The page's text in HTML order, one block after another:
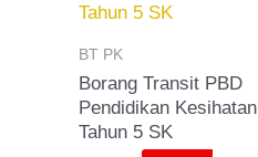
BT PK
Borang Transit PBD
Pendidikan Kesihatan
Tahun 5 SK